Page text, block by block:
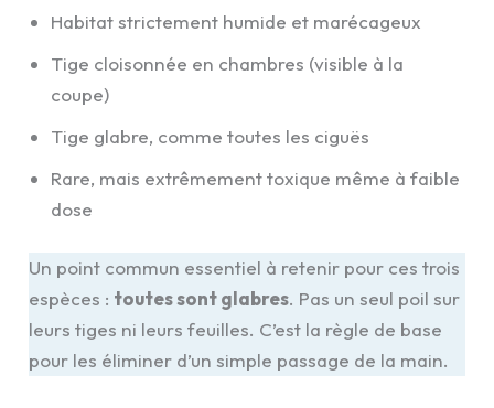
Habitat strictement humide et marécageux
Tige cloisonnée en chambres (visible à la
coupe)
Tige glabre, comme toutes les ciguës
Rare, mais extrêmement toxique même à faible
dose
Un point commun essentiel à retenir pour ces trois
espèces : toutes sont glabres. Pas un seul poil sur
leurs tiges ni leurs feuilles. C’est la règle de base
pour les éliminer d’un simple passage de la main.